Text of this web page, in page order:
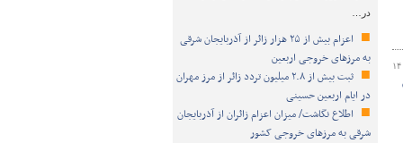
در…
اعزام بیش از ۲۵ هزار زائر از آذربایجان شرقی
به مرزهای خروجی اربعین
ثبت بیش از ۲.۸ میلیون تردد زائر از مرز مهران
در ایام اربعین حسینی
اطلاع نگاشت/ میزان اعزام زائران از آذربایجان
شرقی به مرزهای خروجی کشور